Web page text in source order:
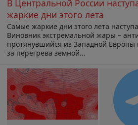
В Центральной России
жаркие дни этого лета
Самые жаркие дни этого лета
Виновник экстремальной жары –
протянувшийся из Западной Европы
за перегрева земной...